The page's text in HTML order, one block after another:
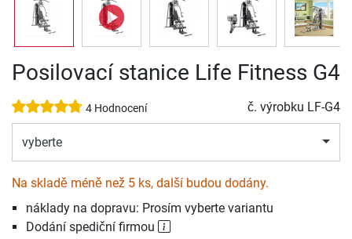
Posilovací stanice Life Fitness G4
4 Hodnocení č. výrobku LF-G4
vyberte
Na skladě méně než 5 ks, další budou dodány.
náklady na dopravu: Prosím vyberte variantu
Dodání spediční firmou